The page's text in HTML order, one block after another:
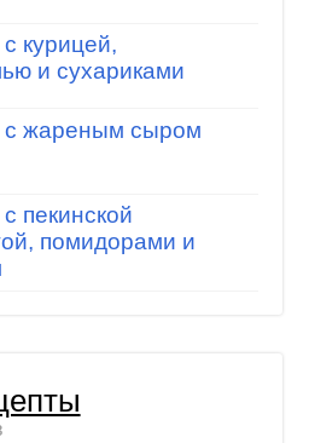
курицей,
и сухариками
с жареным сыром
пекинской
помидорами и